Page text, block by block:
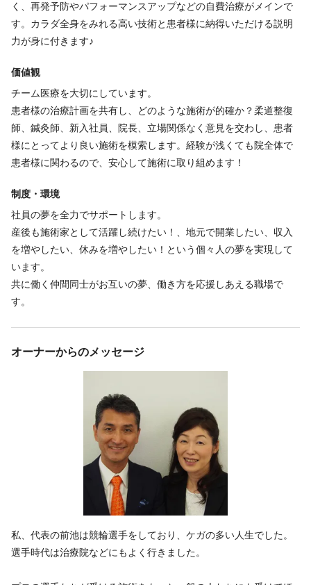
◆育休後、施術者として復帰◆
ママさん施術者が活躍中です。せっかく資格をとったのだから、
フ同士仲の良い整骨院です。
く、再発予防やパフォーマンスアップなどの自費治療がメインで
す。カラダ全身をみれる高い技術と患者様に納得いただける説明
力が身に付きます♪
価値観
チーム医療を大切にしています。
患者様の治療計画を共有し、どのような施術が的確か？柔道整復
師、鍼灸師、新入社員、院長、立場関係なく意見を交わし、患者
様にとってより良い施術を模索します。経験が浅くても院全体で
患者様に関わるので、安心して施術に取り組めます！
制度・環境
社員の夢を全力でサポートします。
産後も施術家として活躍し続けたい！、地元で開業したい、収入
を増やしたい、休みを増やしたい！という個々人の夢を実現して
います。
共に働く仲間同士がお互いの夢、働き方を応援しあえる職場で
す。
オーナーからのメッセージ
私、代表の前池は競輪選手をしており、ケガの多い人生でした。
選手時代は治療院などにもよく行きました。